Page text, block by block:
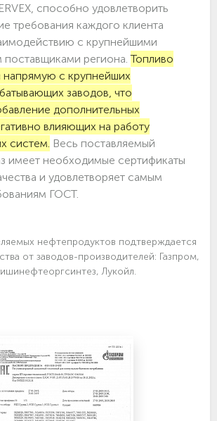
способно удовлетворить
требования каждого клиента
с крупнейшими
поставщиками региона.Топливо
напрямую с крупнейших
заводов, что
дополнительных
влияющих на работу
систем. Весь поставляемый
имеет необходимые сертификаты
и удовлетворяет самым
ГОСТ.
нефтепродуктов подтверждается
от заводов-производителей: Газпром,
Лукойл.